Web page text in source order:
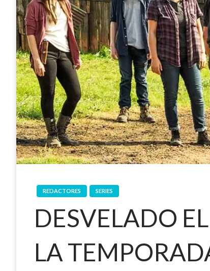
REDACTORES SERIES
DESVELADO
LA